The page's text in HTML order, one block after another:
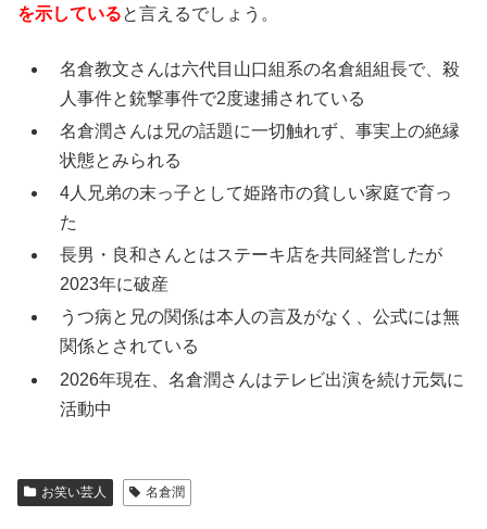
を示していると言えるでしょう。
名倉教文さんは六代目山口組系の名倉組組長で、殺
人事件と銃撃事件で2度逮捕されている
名倉潤さんは兄の話題に一切触れず、事実上の絶縁
状態とみられる
4人兄弟の末っ子として姫路市の貧しい家庭で育っ
た
長男・良和さんとはステーキ店を共同経営したが
2023年に破産
うつ病と兄の関係は本人の言及がなく、公式には無
関係とされている
2026年現在、名倉潤さんはテレビ出演を続け元気に
活動中
お笑い芸人 名倉潤